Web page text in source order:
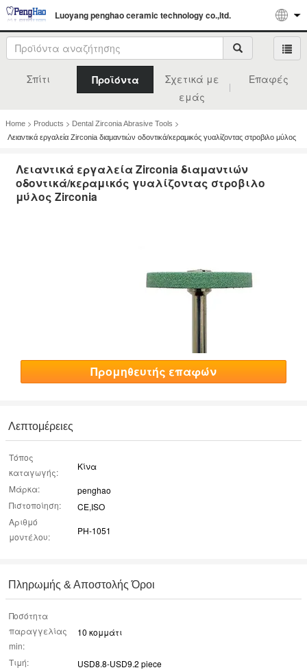
Luoyang penghao ceramic technology co.,ltd.
Σπίτι Προϊόντα
Σχετικά με
εμάς
Επαφές
Home > Products > Dental Zirconia Abrasive Tools >
Λειαντικά εργαλεία Zirconia διαμαντιών οδοντικά/κεραμικός γυαλίζοντας στροβιλο μύλος
Λειαντικά εργαλεία Zirconia διαμαντιών
οδοντικά/κεραμικός γυαλίζοντας στροβιλο
μύλος Zirconia
Προμηθευτής επαφών
Λεπτομέρειες
Τόπος
καταγωγής:
Κίνα
Μάρκα:
penghao
Πιστοποίηση:
CE,ISO
Αριθμό
μοντέλου:
PH-1051
Πληρωμής & Αποστολής Όροι
Ποσότητα
παραγγελίας
min:
10 κομμάτι
Τιμή:
USD8.8-USD9.2 piece